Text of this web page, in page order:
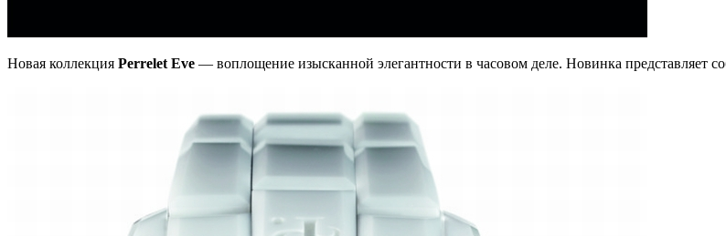
Новая коллекция Perrelet Eve — воплощение изысканной элегантности в часовом деле. Новинка представляет